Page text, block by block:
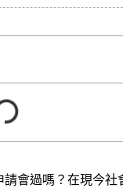
會過嗎？在現今